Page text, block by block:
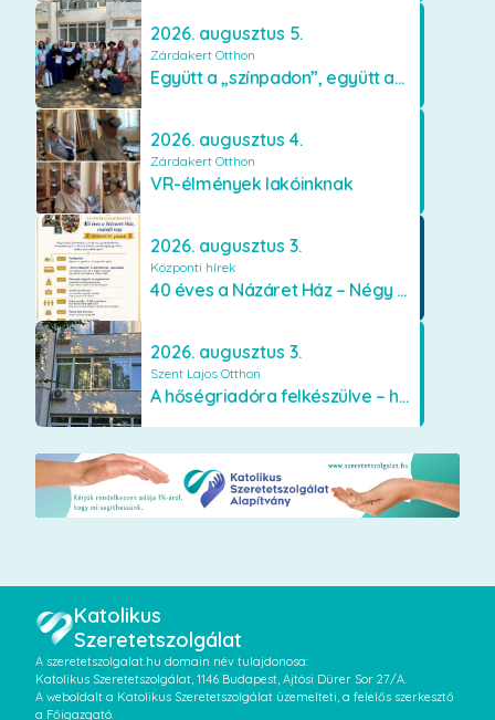
2026. augusztus 5.
Zárdakert Otthon
Együtt a „színpadon”, együtt az élményekért 🎭✨
2026. augusztus 4.
Zárdakert Otthon
VR-élmények lakóinknak
2026. augusztus 3.
Központi hírek
40 éves a Názáret Ház – Négy évtized szeretetben és gondoskodásban
2026. augusztus 3.
Szent Lajos Otthon
A hőségriadóra felkészülve – hűsítő fejlesztések a Szent Lajos Otthonban
Katolikus
Szeretetszolgálat
A szeretetszolgalat.hu domain név tulajdonosa:
Katolikus Szeretetszolgálat, 1146 Budapest, Ajtósi Dürer Sor 27/A.
A weboldalt a Katolikus Szeretetszolgálat üzemelteti, a felelős szerkesztő
a Főigazgató.